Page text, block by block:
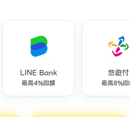
LINE Bank
最高4%回饋
悠遊付
最高8%回饋